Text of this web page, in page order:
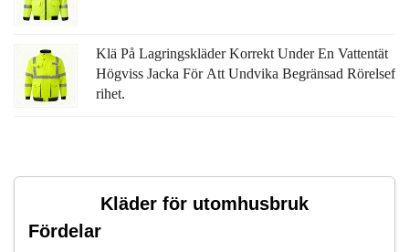
Klä På Lagringskläder Korrekt Under En Vattentät
Högviss Jacka För Att Undvika Begränsad Rörelsef
Rihet.
Kläder för utomhusbruk
Fördelar